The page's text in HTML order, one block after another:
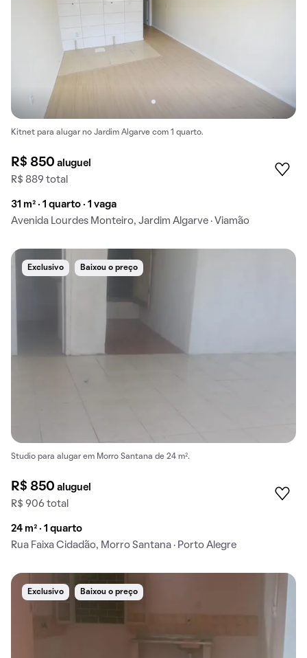
Kitnet para alugar no Jardim Algarve com 1 quarto.
R$ 850aluguel
R$ 889 total
31 m² · 1 quarto · 1 vaga
Avenida Lourdes Monteiro, Jardim Algarve · Viamão
Exclusivo Baixou o preço
Studio para alugar em Morro Santana de 24 m².
R$ 850aluguel
R$ 906 total
24 m² · 1 quarto
Rua Faixa Cidadão, Morro Santana · Porto Alegre
Exclusivo Baixou o preço